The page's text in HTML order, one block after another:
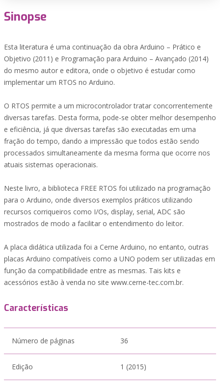
Sinopse
Esta literatura é uma continuação da obra Arduino – Prático e
Objetivo (2011) e Programação para Arduino – Avançado (2014)
do mesmo autor e editora, onde o objetivo é estudar como
implementar um RTOS no Arduino.
O RTOS permite a um microcontrolador tratar concorrentemente
diversas tarefas. Desta forma, pode-se obter melhor desempenho
e eficiência, já que diversas tarefas são executadas em uma
fração do tempo, dando a impressão que todos estão sendo
processados simultaneamente da mesma forma que ocorre nos
atuais sistemas operacionais.
Neste livro, a biblioteca FREE RTOS foi utilizado na programação
para o Arduino, onde diversos exemplos práticos utilizando
recursos corriqueiros como I/Os, display, serial, ADC são
mostrados de modo a facilitar o entendimento do leitor.
A placa didática utilizada foi a Cerne Arduino, no entanto, outras
placas Arduino compatíveis como a UNO podem ser utilizadas em
função da compatibilidade entre as mesmas. Tais kits e
acessórios estão à venda no site www.cerne-tec.com.br.
Características
Número de páginas 36
Edição 1 (2015)